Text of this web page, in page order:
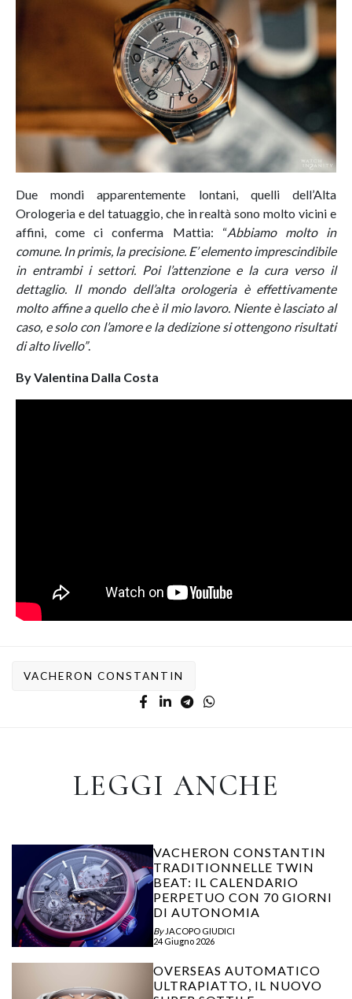
Due mondi apparentemente lontani, quelli dell’Alta
Orologeria e del tatuaggio, che in realtà sono molto vicini e
affini, come ci conferma Mattia: “Abbiamo molto in
comune. In primis, la precisione. E’ elemento imprescindibile
in entrambi i settori. Poi l’attenzione e la cura verso il
dettaglio. Il mondo dell’alta orologeria è effettivamente
molto affine a quello che è il mio lavoro. Niente è lasciato al
caso, e solo con l’amore e la dedizione si ottengono risultati
di alto livello”.
By Valentina Dalla Costa
VACHERON CONSTANTIN
LEGGI ANCHE
VACHERON CONSTANTIN
TRADITIONNELLE TWIN
BEAT: IL CALENDARIO
PERPETUO CON 70 GIORNI
DI AUTONOMIA
By JACOPO GIUDICI
24 Giugno 2026
OVERSEAS AUTOMATICO
ULTRAPIATTO, IL NUOVO